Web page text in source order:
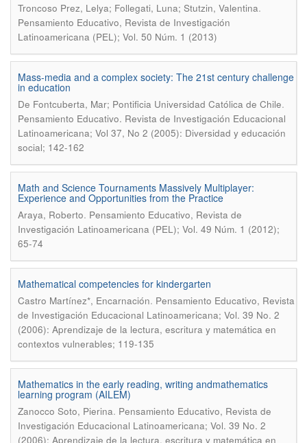
Troncoso Prez, Lelya; Follegati, Luna; Stutzin, Valentina.
Pensamiento Educativo, Revista de Investigación
Latinoamericana (PEL); Vol. 50 Núm. 1 (2013)
Mass-media and a complex society: The 21st century challenge
in education
De Fontcuberta, Mar; Pontificia Universidad Católica de Chile.
Pensamiento Educativo. Revista de Investigación Educacional
Latinoamericana; Vol 37, No 2 (2005): Diversidad y educación
social; 142-162
Math and Science Tournaments Massively Multiplayer:
Experience and Opportunities from the Practice
Araya, Roberto. Pensamiento Educativo, Revista de
Investigación Latinoamericana (PEL); Vol. 49 Núm. 1 (2012);
65-74
Mathematical competencies for kindergarten
Castro Martínez*, Encarnación. Pensamiento Educativo, Revista
de Investigación Educacional Latinoamericana; Vol. 39 No. 2
(2006): Aprendizaje de la lectura, escritura y matemática en
contextos vulnerables; 119-135
Mathematics in the early reading, writing andmathematics
learning program (AILEM)
Zanocco Soto, Pierina. Pensamiento Educativo, Revista de
Investigación Educacional Latinoamericana; Vol. 39 No. 2
(2006): Aprendizaje de la lectura, escritura y matemática en